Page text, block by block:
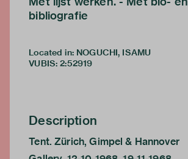
bibliografie
Located in: NOGUCHI, ISAMU
VUBIS: 2:52919
Description
Tent. Zürich, Gimpel & Hannover